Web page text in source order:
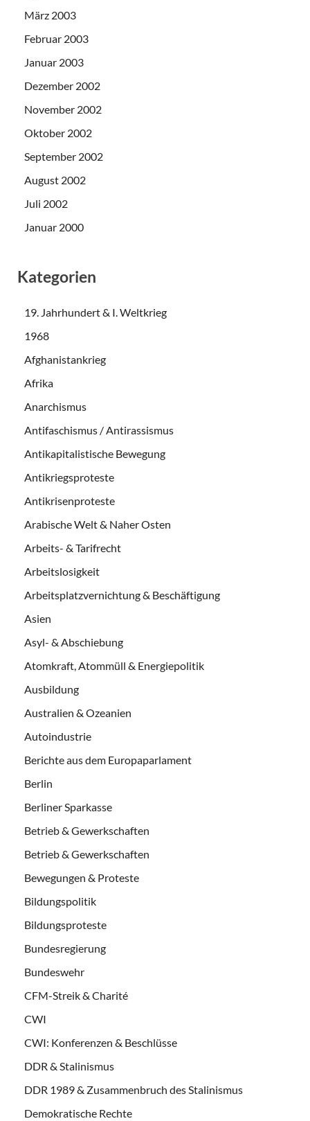
März 2003
Februar 2003
Januar 2003
Dezember 2002
November 2002
Oktober 2002
September 2002
August 2002
Juli 2002
Januar 2000
Kategorien
19. Jahrhundert & I. Weltkrieg
1968
Afghanistankrieg
Afrika
Anarchismus
Antifaschismus / Antirassismus
Antikapitalistische Bewegung
Antikriegsproteste
Antikrisenproteste
Arabische Welt & Naher Osten
Arbeits- & Tarifrecht
Arbeitslosigkeit
Arbeitsplatzvernichtung & Beschäftigung
Asien
Asyl- & Abschiebung
Atomkraft, Atommüll & Energiepolitik
Ausbildung
Australien & Ozeanien
Autoindustrie
Berichte aus dem Europaparlament
Berlin
Berliner Sparkasse
Betrieb & Gewerkschaften
Betrieb & Gewerkschaften
Bewegungen & Proteste
Bildungspolitik
Bildungsproteste
Bundesregierung
Bundeswehr
CFM-Streik & Charité
CWI
CWI: Konferenzen & Beschlüsse
DDR & Stalinismus
DDR 1989 & Zusammenbruch des Stalinismus
Demokratische Rechte